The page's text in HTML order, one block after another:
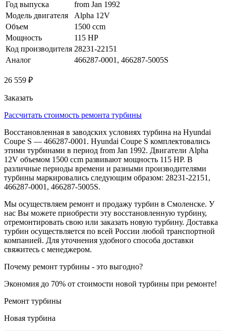
Год выпуска
from Jan 1992
Модель двигателя
Alpha 12V
Объем
1500 ccm
Мощность
115 HP
Код производителя 28231-22151
Аналог
466287-0001, 466287-5005S
26 559 ₽
Заказать
Рассчитать стоимость ремонта турбины
Восстановленная в заводских условиях турбина на Hyundai
Coupe S — 466287-0001. Hyundai Coupe S комплектовались
этими турбинами в период from Jan 1992. Двигатели Alpha
12V объемом 1500 ccm развивают мощность 115 HP. В
различные периоды времени и разными производителями
турбины маркировались следующим образом: 28231-22151,
466287-0001, 466287-5005S.
Мы осуществляем ремонт и продажу турбин в Смоленске. У
нас Вы можете приобрести эту восстановленную турбину,
отремонтировать свою или заказать новую турбину. Доставка
турбин осуществляется по всей России любой транспортной
компанией. Для уточнения удобного способа доставки
свяжитесь с менеджером.
Почему ремонт турбины - это выгодно?
Экономия до 70% от стоимости новой турбины при ремонте!
Ремонт турбины
Новая турбина